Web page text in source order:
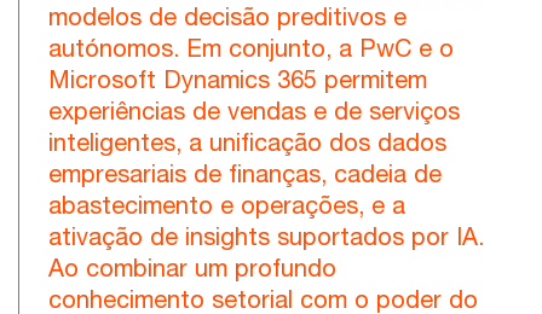
modelos de decisão preditivos e
autónomos. Em conjunto, a PwC e o
Microsoft Dynamics 365 permitem
experiências de vendas e de serviços
inteligentes, a unificação dos dados
empresariais de finanças, cadeia de
abastecimento e operações, e a
ativação de insights suportados por IA.
Ao combinar um profundo
conhecimento setorial com o poder do